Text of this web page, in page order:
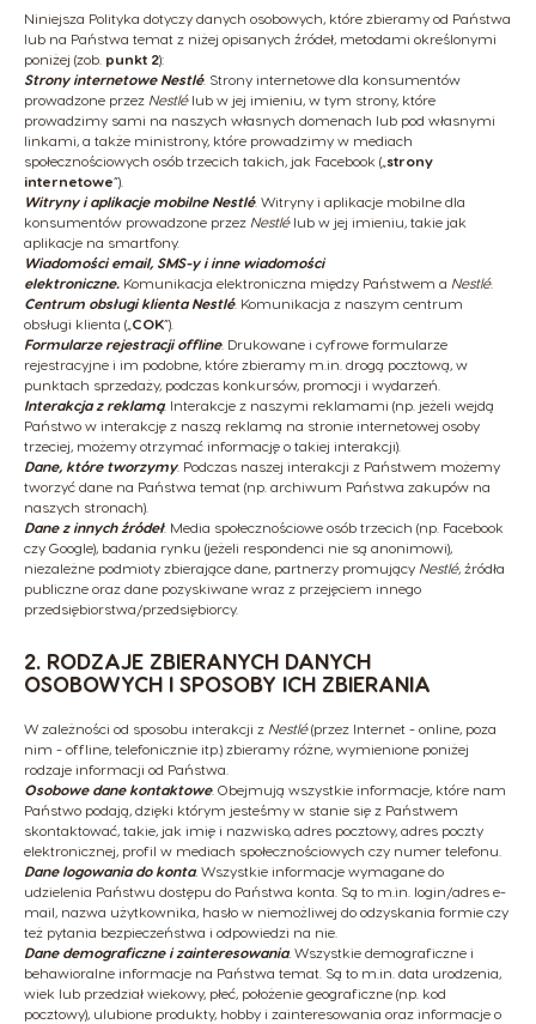
Niniejsza Polityka dotyczy danych osobowych, które zbieramy od Państwa
lub na Państwa temat z niżej opisanych źródeł, metodami określonymi
poniżej (zob. punkt 2):
Strony internetowe Nestlé. Strony internetowe dla konsumentów
prowadzone przez Nestlélub w jej imieniu, w tym strony, które
prowadzimy sami na naszych własnych domenach lub pod własnymi
linkami, a także ministrony, które prowadzimy w mediach
społecznościowych osób trzecich takich, jak Facebook („ strony
internetowe”).
Witryny i aplikacje mobilne Nestlé. Witryny i aplikacje mobilne dla
konsumentów prowadzone przez Nestlé lub w jej imieniu, takie jak
aplikacje na smartfony.
Wiadomości email, SMS-y i inne wiadomości
elektroniczne. Komunikacja elektroniczna między Państwem a Nestlé.
Centrum obsługi klienta Nestlé. Komunikacja z naszym centrum
obsługi klienta („ COK”).
Formularze rejestracji offline. Drukowane i cyfrowe formularze
rejestracyjne i im podobne, które zbieramy m.in. drogą pocztową, w
punktach sprzedaży, podczas konkursów, promocji i wydarzeń.
Interakcja z reklamą. Interakcje z naszymi reklamami (np. jeżeli wejdą
Państwo w interakcję z naszą reklamą na stronie internetowej osoby
trzeciej, możemy otrzymać informację o takiej interakcji).
Dane, które tworzymy. Podczas naszej interakcji z Państwem możemy
tworzyć dane na Państwa temat (np. archiwum Państwa zakupów na
naszych stronach).
Dane z innych źródeł. Media społecznościowe osób trzecich (np. Facebook
czy Google), badania rynku (jeżeli respondenci nie są anonimowi),
niezależne podmioty zbierające dane, partnerzy promujący Nestlé, źródła
publiczne oraz dane pozyskiwane wraz z przejęciem innego
przedsiębiorstwa/przedsiębiorcy.
2. RODZAJE ZBIERANYCH DANYCH
OSOBOWYCH I SPOSOBY ICH ZBIERANIA
W zależności od sposobu interakcji z Nestlé(przez Internet - online, poza
nim - offline, telefonicznie itp.) zbieramy różne, wymienione poniżej
rodzaje informacji od Państwa.
Osobowe dane kontaktowe. Obejmują wszystkie informacje, które nam
Państwo podają, dzięki którym jesteśmy w stanie się z Państwem
skontaktować, takie, jak imię i nazwisko, adres pocztowy, adres poczty
elektronicznej, profil w mediach społecznościowych czy numer telefonu.
Dane logowania do konta. Wszystkie informacje wymagane do
udzielenia Państwu dostępu do Państwa konta. Są to m.in. login/adres e-
mail, nazwa użytkownika, hasło w niemożliwej do odzyskania formie czy
też pytania bezpieczeństwa i odpowiedzi na nie.
Dane demograficzne i zainteresowania. Wszystkie demograficzne i
behawioralne informacje na Państwa temat. Są to m.in. data urodzenia,
wiek lub przedział wiekowy, płeć, położenie geograficzne (np. kod
pocztowy), ulubione produkty, hobby i zainteresowania oraz informacje o